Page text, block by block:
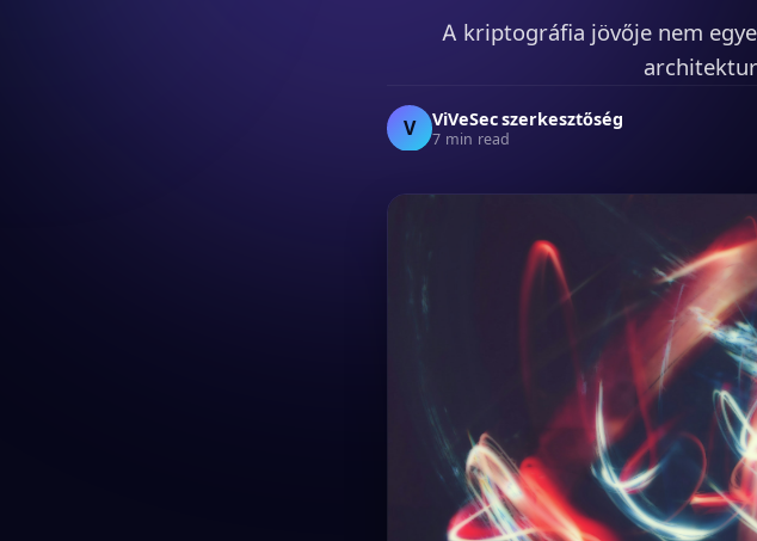
A kriptográfia jövője nem
V ViVeSec szerkesztőség
7 min read